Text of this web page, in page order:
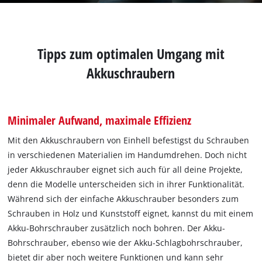
Tipps zum optimalen Umgang mit
Akkuschraubern
Minimaler Aufwand, maximale Effizienz
Mit den Akkuschraubern von Einhell befestigst du Schrauben
in verschiedenen Materialien im Handumdrehen. Doch nicht
jeder Akkuschrauber eignet sich auch für all deine Projekte,
denn die Modelle unterscheiden sich in ihrer Funktionalität.
Während sich der einfache Akkuschrauber besonders zum
Schrauben in Holz und Kunststoff eignet, kannst du mit einem
Akku-Bohrschrauber zusätzlich noch bohren. Der Akku-
Bohrschrauber, ebenso wie der Akku-Schlagbohrschrauber,
bietet dir aber noch weitere Funktionen und kann sehr